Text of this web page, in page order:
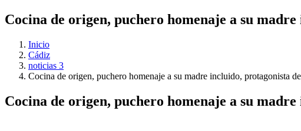
Cocina de origen, puchero homenaje a su
Inicio
Cádiz
noticias 3
Cocina de origen, puchero homenaje a su madre incluido, protagonista
Cocina de origen, puchero homenaje a su